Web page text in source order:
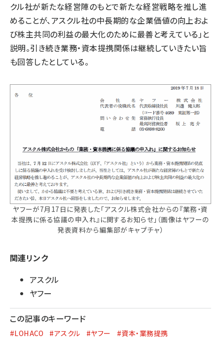
クル社が新たな経営陣のもとで新たな経営戦略を推し進
めることが、アスクル社の中長期的な企業価値の向上およ
び株主共同の利益の最大化のために最善と考えている」と
説明。引き続き業務・資本提携関係は継続していきたい旨
も回答したとしている。
ヤフーが7月17日に発表した「アスクル株式会社からの『業務・資
本提携に係る協議の申入れ』に関するお知らせ」（画像はヤフーの
発表資料から編集部がキャプチャ）
関連リンク
アスクル
ヤフー
この記事のキーワード
#LOHACO #アスクル #ヤフー #資本・業務提携